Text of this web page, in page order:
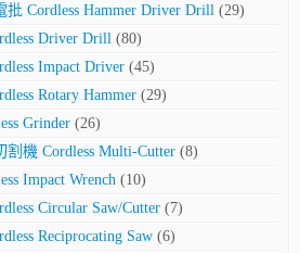
批 Cordless Hammer Driver Drill (29)
Driver Drill (80)
Impact Driver (45)
Rotary Hammer (29)
Grinder (26)
割機 Cordless Multi-Cutter (8)
Impact Wrench (10)
Circular Saw/Cutter (7)
Reciprocating Saw (6)